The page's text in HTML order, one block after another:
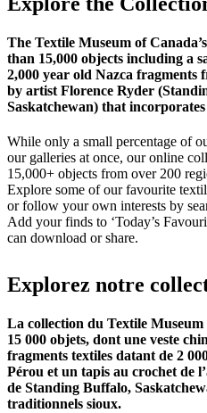
The Textile Museum of
than 15,000 objects including a
2,000 year old Nazca
by artist Florence Ryder
Saskatchewan) that
While only a small percentage of
our galleries at once, our online
15,000+ objects from over 200
Explore some of our favourite
or follow your own interests by
Add your finds to ‘Today’s
can download or share.
Explorez notre
La collection du Textile
15 000 objets, dont une veste
fragments textiles datant de 2
Pérou et un tapis au crochet de
de Standing Buffalo,
traditionnels sioux.